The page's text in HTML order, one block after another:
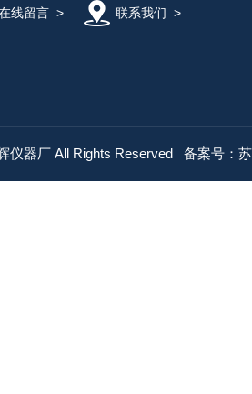
线留言> 联系我们 >
仪器厂 All Rights Reserved 备案号：